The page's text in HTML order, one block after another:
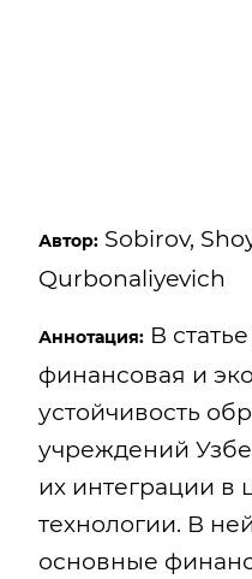
Автор: Sobirov,
Qurbonaliyevich
Аннотация: В
финансовая и
устойчивость
учреждений
их интеграции в
технологии. В
основные